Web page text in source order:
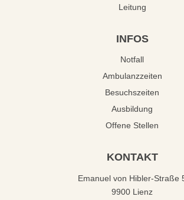
Leitung
INFOS
Notfall
Ambulanzzeiten
Besuchszeiten
Ausbildung
Offene Stellen
KONTAKT
Emanuel von Hibler-Straße
9900 Lienz